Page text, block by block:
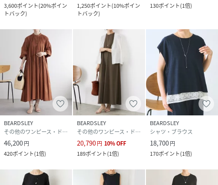
3,600ポイント(20%ポイン
トバック)
1,250ポイント(10%ポイン
トバック)
130ポイント(1倍)
BEARDSLEY
その他のワンピース・ドレス
46,200円
420ポイント(1倍)
BEARDSLEY
その他のワンピース・ドレス
20,790円 10%OFF
189ポイント(1倍)
BEARDSLEY
シャツ・ブラウス
18,700円
170ポイント(1倍)